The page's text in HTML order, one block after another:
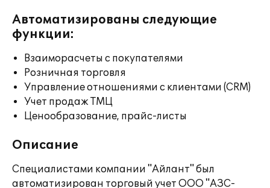
Автоматизированы следующие
функции:
Взаиморасчеты с покупателями
Розничная торговля
Управление отношениями с клиентами (CRM)
Учет продаж ТМЦ
Ценообразование, прайс-листы
Описание
Специалистами компании "Айлант" был
автоматизирован торговый учет ООО "АЗС-